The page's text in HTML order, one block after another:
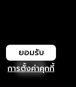
การตั้งค่าคุกกี้
ยอมรับ
เปิด